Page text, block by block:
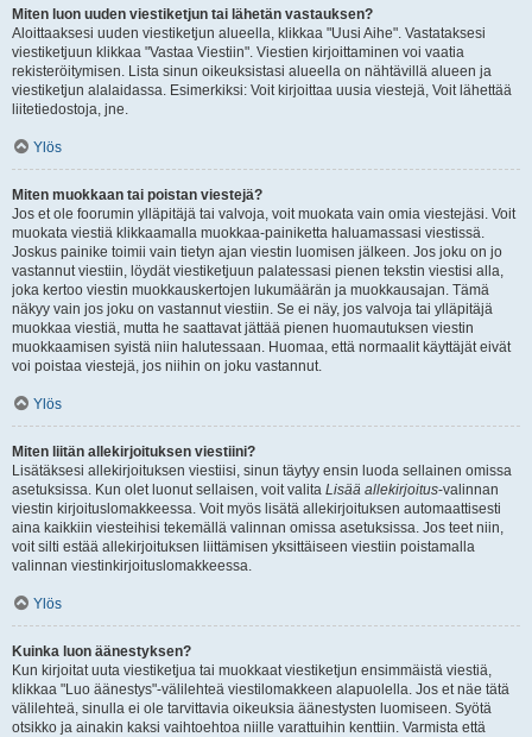
Miten luon uuden viestiketjun tai lähetän vastauksen?
Aloittaaksesi uuden viestiketjun alueella, klikkaa "Uusi Aihe". Vastataksesi
viestiketjuun klikkaa "Vastaa Viestiin". Viestien kirjoittaminen voi vaatia
rekisteröitymisen. Lista sinun oikeuksistasi alueella on nähtävillä alueen ja
viestiketjun alalaidassa. Esimerkiksi: Voit kirjoittaa uusia viestejä, Voit lähettää
liitetiedostoja, jne.
Ylös
Miten muokkaan tai poistan viestejä?
Jos et ole foorumin ylläpitäjä tai valvoja, voit muokata vain omia viestejäsi. Voit
muokata viestiä klikkaamalla muokkaa-painiketta haluamassasi viestissä.
Joskus painike toimii vain tietyn ajan viestin luomisen jälkeen. Jos joku on jo
vastannut viestiin, löydät viestiketjuun palatessasi pienen tekstin viestisi alla,
joka kertoo viestin muokkauskertojen lukumäärän ja muokkausajan. Tämä
näkyy vain jos joku on vastannut viestiin. Se ei näy, jos valvoja tai ylläpitäjä
muokkaa viestiä, mutta he saattavat jättää pienen huomautuksen viestin
muokkaamisen syistä niin halutessaan. Huomaa, että normaalit käyttäjät eivät
voi poistaa viestejä, jos niihin on joku vastannut.
Ylös
Miten liitän allekirjoituksen viestiini?
Lisätäksesi allekirjoituksen viestiisi, sinun täytyy ensin luoda sellainen omissa
asetuksissa. Kun olet luonut sellaisen, voit valita Lisää allekirjoitus-valinnan
viestin kirjoituslomakkeessa. Voit myös lisätä allekirjoituksen automaattisesti
aina kaikkiin viesteihisi tekemällä valinnan omissa asetuksissa. Jos teet niin,
voit silti estää allekirjoituksen liittämisen yksittäiseen viestiin poistamalla
valinnan viestinkirjoituslomakkeessa.
Ylös
Kuinka luon äänestyksen?
Kun kirjoitat uuta viestiketjua tai muokkaat viestiketjun ensimmäistä viestiä,
klikkaa "Luo äänestys"-välilehteä viestilomakkeen alapuolella. Jos et näe tätä
välilehteä, sinulla ei ole tarvittavia oikeuksia äänestysten luomiseen. Syötä
otsikko ja ainakin kaksi vaihtoehtoa niille varattuihin kenttiin. Varmista että